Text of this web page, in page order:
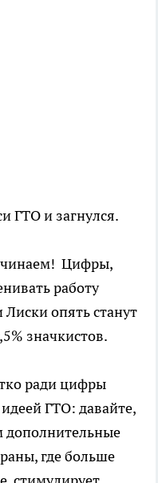
ГТО и загнулся.
Цифры,
работу
опять станут
значкистов.
ради цифры
ГТО: давайте,
дополнительные
где больше